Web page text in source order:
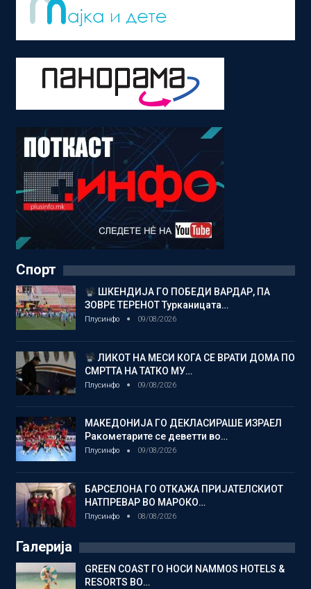
Спорт
ШКЕНДИЈА ГО ПОБЕДИ ВАРДАР, ПА
ЗОВРЕ ТЕРЕНОТ Турканицата…
Плусинфо 09/08/2026
ЛИКОТ НА МЕСИ КОГА СЕ ВРАТИ ДОМА ПО
СМРТТА НА ТАТКО МУ…
Плусинфо 09/08/2026
МАКЕДОНИЈА ГО ДЕКЛАСИРАШЕ ИЗРАЕЛ
Ракометарите се деветти во…
Плусинфо 09/08/2026
БАРСЕЛОНА ГО ОТКАЖА ПРИЈАТЕЛСКИОТ
НАТПРЕВАР ВО МАРОКО…
Плусинфо 08/08/2026
Галерија
GREEN COAST ГО НОСИ NAMMOS HOTELS &
RESORTS ВО…